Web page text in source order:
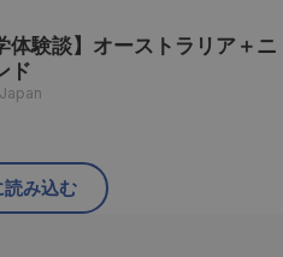
体験談】オーストラリア＋ニ
ド
読み込む